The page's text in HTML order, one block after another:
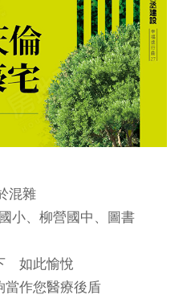
混雜
小、柳營國中、圖書
如此愉悅
作您醫療後盾